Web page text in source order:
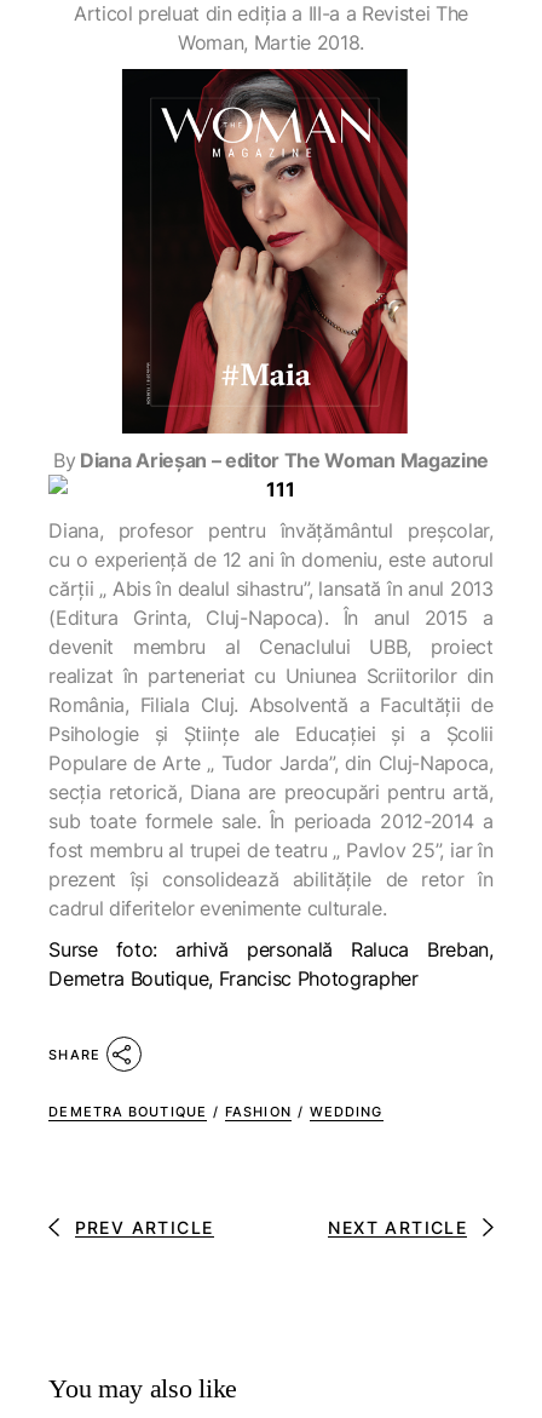
Articol preluat din ediția a III-a a Revistei The
Woman, Martie 2018.
By Diana Arieșan – editor The Woman Magazine
Diana, profesor pentru învățământul preșcolar,
cu o experiență de 12 ani în domeniu, este autorul
cărții „ Abis în dealul sihastru”, lansată în anul 2013
(Editura Grinta, Cluj-Napoca). În anul 2015 a
devenit membru al Cenaclului UBB, proiect
realizat în parteneriat cu Uniunea Scriitorilor din
România, Filiala Cluj. Absolventă a Facultății de
Psihologie și Științe ale Educației și a Școlii
Populare de Arte „ Tudor Jarda”, din Cluj-Napoca,
secția retorică, Diana are preocupări pentru artă,
sub toate formele sale. În perioada 2012-2014 a
fost membru al trupei de teatru „ Pavlov 25”, iar în
prezent își consolidează abilitățile de retor în
cadrul diferitelor evenimente culturale.
Surse foto: arhivă personală Raluca Breban,
Demetra Boutique, Francisc Photographer
SHARE
DEMETRA BOUTIQUE / FASHION / WEDDING
PREV ARTICLE NEXT ARTICLE
You may also like